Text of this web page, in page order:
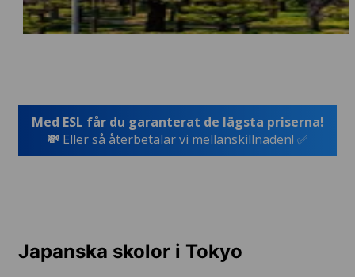
Med ESL får du garanterat de lägsta priserna!
💸 Eller så återbetalar vi mellanskillnaden! ✅
Japanska skolor i Tokyo